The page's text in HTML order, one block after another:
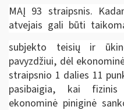
MAĮ 93 straipsnis.
atvejais gali būti
subjekto teisių ir
pavyzdžiui, dėl
straipsnio 1 dalies 11
pasibaigia, kai
ekonominė piniginė